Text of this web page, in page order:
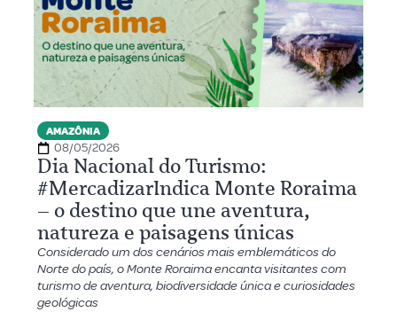
AMAZÔNIA
08/05/2026
Dia Nacional do Turismo:
#MercadizarIndica Monte Roraima
– o destino que une aventura,
natureza e paisagens únicas
Considerado um dos cenários mais emblemáticos do
Norte do país, o Monte Roraima encanta visitantes com
turismo de aventura, biodiversidade única e curiosidades
geológicas